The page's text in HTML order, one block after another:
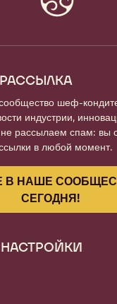
шеф-
индустрии,
рассылаем спам: вы
в любой момент.
В НАШЕ
СЕГОДНЯ!